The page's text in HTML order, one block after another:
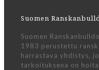
Suomen
Suomen
1983 perustettu
harrastava yhdistys,
tarkoituksena on